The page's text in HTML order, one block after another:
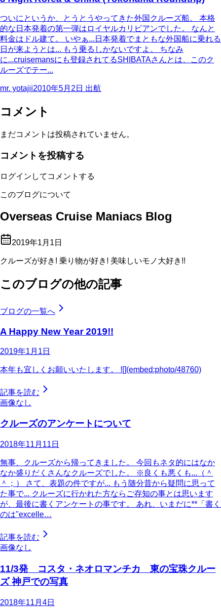
ついにというか、とうとうやってきた外国クルーズ船。 本格
的な日本発着の第一弾はロイヤルカリビアンでした。 なんと
料金はドル建て。 いやぁ...日本発着でまともな外国船に乗れる
日が来ようとは... もう乗るしかないですよ。 ちなみ
に...cruisemansにも登録されてるSHIBATAさんとは、このク
ルーズでテー...
mr. yotajii2010年5月2日 出航
コメント
まだコメントは投稿されていません。
コメントを投稿する
ログインしてコメントする
このブログについて
Overseas Cruise Maniacs Blog
2019年1月1日
クルーズが好き! 乗り物が好き! 美味しいモノ大好き!!
このブログの他の記事
ブログの一覧へ
A Happy New Year 2019!!
2019年1月1日
本年も宜しくお願いいたします。 ![](embed:photo/48760)
記事を読む
画像なし
クルーズのアンケートについて
2018年11月11日
無事、クルーズから帰ってきました。 今回もネタ的にはなか
なか盛りだくさんなクルーズでした。 ※良くも悪くも...（＾
＾；） さて、表題の件ですが... もう随分昔から疑問に思って
た事で... クルーズに行かれた方ならご存知の事とは思います
が、最後に書くアンケートの事です。 あれ、いまだに**「書く
のは"excelle…
記事を読む
画像なし
11/3発 コスタ・ネオロマンチカ 東の宝珠クルー
ズ 神戸での写真
2018年11月4日